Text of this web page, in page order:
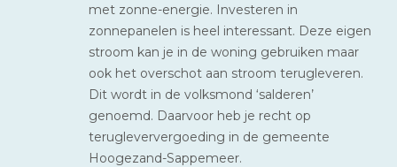
met zonne-energie. Investeren in
zonnepanelen is heel interessant. Deze eigen
stroom kan je in de woning gebruiken maar
ook het overschot aan stroom terugleveren.
Dit wordt in de volksmond ‘salderen’
genoemd. Daarvoor heb je recht op
terugleververgoeding in de gemeente
Hoogezand-Sappemeer.